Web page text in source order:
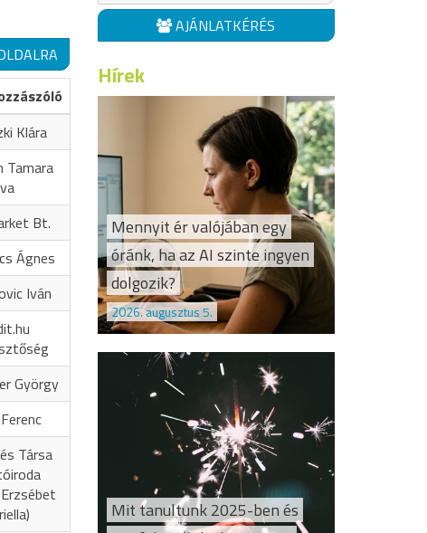
Klára
Tamara
Bt.
Ágnes
Iván
György
Társa
AJÁNLATKÉRÉS
Hírek
Mennyit ér valójában egy
óránk, ha az AI szinte ingyen
dolgozik?
2026. augusztus 5.
Mit tanultunk 2025-ben és